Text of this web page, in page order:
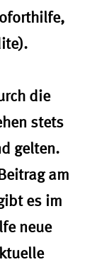
die
stets
gelten.
am
es im
neue